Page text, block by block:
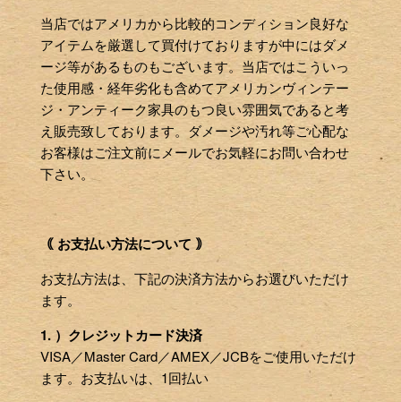
当店ではアメリカから比較的コンディション良好な
アイテムを厳選して買付けておりますが中にはダメ
ージ等があるものもございます。当店ではこういっ
た使用感・経年劣化も含めてアメリカンヴィンテー
ジ・アンティーク家具のもつ良い雰囲気であると考
え販売致しております。ダメージや汚れ等ご心配な
お客様はご注文前にメールでお気軽にお問い合わせ
下さい。
｟ お支払い方法について ｠
お支払方法は、下記の決済方法からお選びいただけ
ます。
1. ）クレジットカード決済
VISA／Master Card／AMEX／JCBをご使用いただけ
ます。お支払いは、1回払い